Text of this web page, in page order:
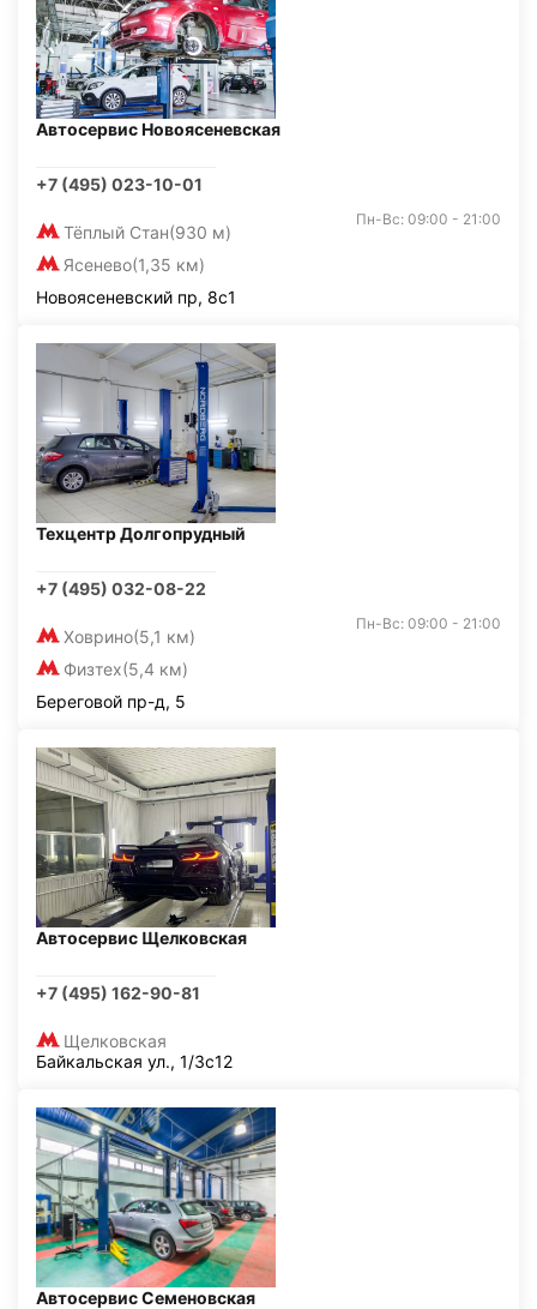
Автосервис Новоясеневская
+7 (495) 023-10-01
Тёплый Стан(930 м)
Ясенево(1,35 км)
Пн-Вс: 09:00 - 21:00
Новоясеневский пр, 8с1
Техцентр Долгопрудный
+7 (495) 032-08-22
Ховрино(5,1 км)
Физтех(5,4 км)
Пн-Вс: 09:00 - 21:00
Береговой пр-д, 5
Автосервис Щелковская
+7 (495) 162-90-81
Щелковская
Байкальская ул., 1/3с12
Автосервис Семеновская